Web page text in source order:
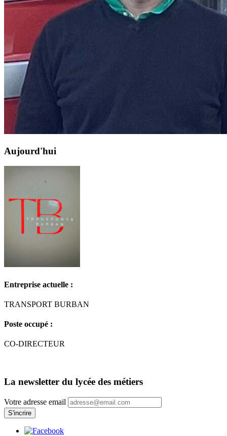
Aujourd'hui
Entreprise actuelle :
TRANSPORT BURBAN
Poste occupé :
CO-DIRECTEUR
La newsletter du lycée des métiers
Votre adresse email